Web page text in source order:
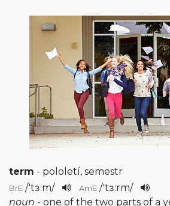
term - pololetí, semestr
BrE /'tɜ:m/ AmE /'tɜ:rm/
noun - one of the two parts of a